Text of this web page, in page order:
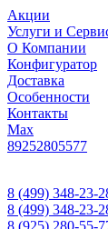
Акции
Услуги и
О Компании
Конфигуратор
Доставка
Особенности
Контакты
Max
89252805577
8 (499) 348-23-
8 (499) 348-23-
8 (925) 280-55-